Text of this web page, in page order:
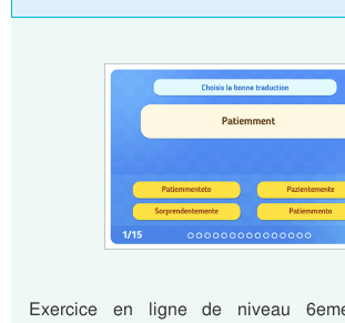
Exercice en ligne de niveau